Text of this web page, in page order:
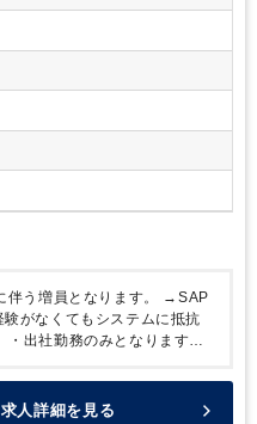
う増員となります。
→SAP
がなくてもシステムに抵抗
・出社勤務のみとなります。
京のチームでジャスネットの
求人詳細を見る